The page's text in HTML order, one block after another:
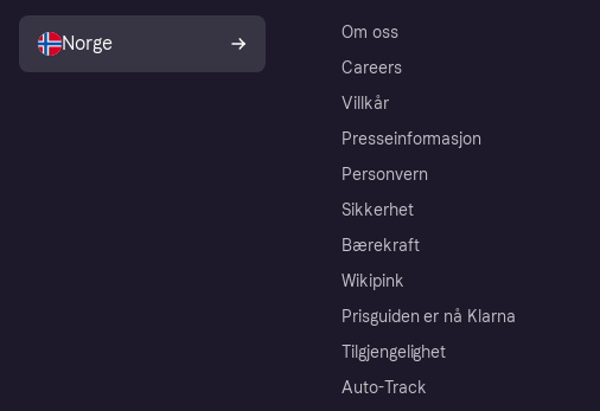
Om oss
Careers
Villkår
Presseinformasjon
Personvern
Sikkerhet
Bærekraft
Wikipink
Prisguiden er nå Klarna
Tilgjengelighet
Auto-Track
Norge